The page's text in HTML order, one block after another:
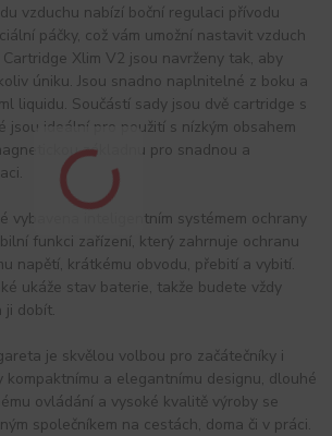
vzduchu nabízí boční regulaci přívodu
páčky, což vám umožní nastavit vzduch
Xlim V2 jsou navrženy tak, aby
úniku. Jsou snadno naplnitelné z boku a
liquidu. Součástí sady jsou dvě cartridge s
jsou ideální pro použití s nízkým obsahem
základnu pro snadnou a
vybavena inteligentním systémem ochrany
funkci zařízení, který zahrnuje ochranu
napětí, krátkému obvodu, přebití a vybití.
ukáže stav baterie, takže budete vždy
ji dobít.
je skvělou volbou pro začátečníky i
kompaktnímu a elegantnímu designu, dlouhé
ovládání a vysoké kvalitě výroby se
společníkem na cestách, doma či v práci.